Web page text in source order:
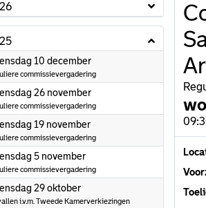
10 december2025
commissievergadering
26 november2025
commissievergadering
19 november2025
commissievergadering
5 november2025
commissievergadering
29 oktober2025
i.v.m. Tweede Kamerverkiezingen